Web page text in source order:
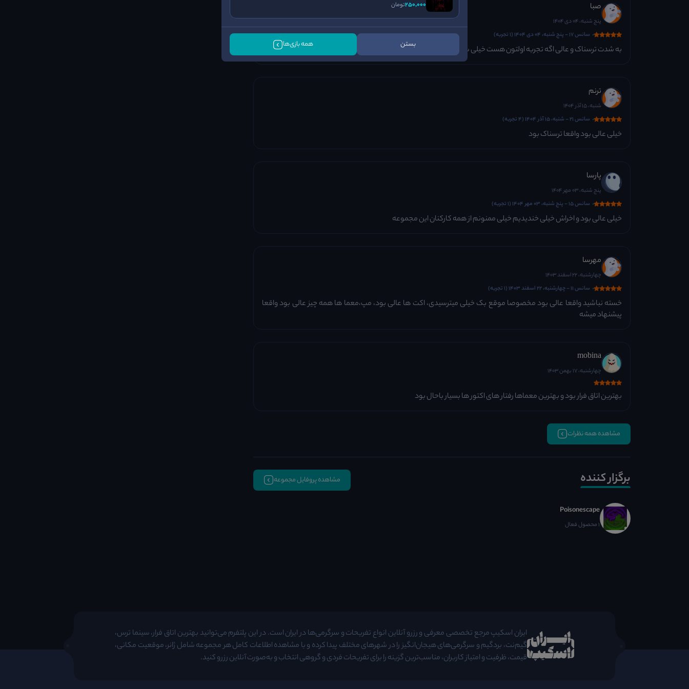
صبا
پنج شنبه، 04 دی 1404
سانس 17 - پنج شنبه، 04 دی 1404 (1 تجربه)
به شدت ترسناک و عالی اگه تجربه اولتون هست خیلی سطحش بالاس
ترنم
شنبه، 15 آذر 1404
سانس 21 - شنبه، 15 آذر 1404 (4 تجربه)
خیلی عالی بود واقعا ترسناک بود
پارسا
پنج شنبه، 03 مهر 1404
سانس 15 - پنج شنبه، 03 مهر 1404 (1 تجربه)
خیلی عالی بود و اخراش خیلی خندیدیم خیلی ممنونم از همه کارکنان این مجموعه
مهرسا
چهارشنبه، 22 اسفند 1403
سانس 11 - چهارشنبه، 22 اسفند 1403 (1 تجربه)
خسته نباشید واقعا عالی بود مخصوصا موقع بک خیلی میترسیدی، اکت ها عالی بود، مپ،معما ها همه چیز عالی بود واقعا
پیشنهاد میشه
mobina
چهارشنبه، 17 بهمن 1403
بهترین اتاق فرار بود و بهترین معماها رفتار های اکتور ها بسیار باحال بود
مشاهده همه نظرات
برگزار کننده مشاهده پروفایل مجموعه
Poisonescape
1 محصول فعال
250٬000تومان
بستن همه بازی‌ها
ایران اسکیپ مرجع تخصصی معرفی و رزرو آنلاین انواع تفریحات و سرگرمی‌ها در ایران است. در این پلتفرم می‌توانید بهترین اتاق فرار، سینما ترس،
گیم‌نت، بردگیم و سرگرمی‌های هیجان‌انگیز را در شهرهای مختلف پیدا کرده و با مشاهده اطلاعات کامل هر مجموعه شامل ژانر، موقعیت مکانی،
قیمت، ظرفیت و امتیاز کاربران، مناسب‌ترین گزینه را برای تفریحات فردی و گروهی انتخاب و به‌صورت آنلاین رزرو کنید.